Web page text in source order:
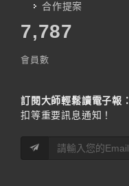
合作提案
7,787
會員數
訂閱大師輕鬆讀電子報：
扣等重要訊息通知！